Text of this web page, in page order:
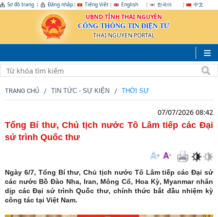
Sơ đồ trang Đăng nhập Tiếng Việt English 한국어 中文
UBND TỈNH THÁI NGUYÊN
CỔNG THÔNG TIN ĐIỆN TỬ
THAI NGUYEN PORTAL
TRANG CHỦ TIN TỨC - SỰ KIỆN THỜI SỰ
07/07/2026 08:42
Tổng Bí thư, Chủ tịch nước Tô Lâm tiếp các Đại
sứ trình Quốc thư
Ngày 6/7, Tổng Bí thư, Chủ tịch nước Tô Lâm tiếp các Đại sứ
các nước Bồ Đào Nha, Iran, Mông Cổ, Hoa Kỳ, Myanmar nhân
dịp các Đại sứ trình Quốc thư, chính thức bắt đầu nhiệm kỳ
công tác tại Việt Nam.